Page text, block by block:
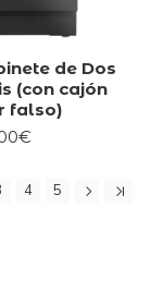
de Dos
(con cajón
falso)
4 5